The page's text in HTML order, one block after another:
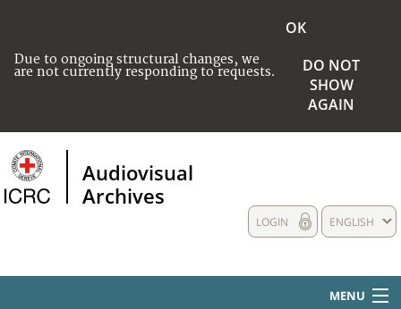
Due to ongoing structural changes, we
are not currently responding to requests.
OK
DO NOT
SHOW
AGAIN
Audiovisual
Archives
ENGLISH
LOGIN
MENU